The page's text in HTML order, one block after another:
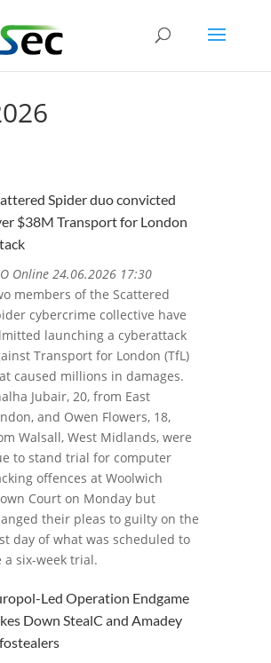
Spider duo convicted
$38M Transport for London
Online 24.06.2026 17:30
members of the Scattered
cybercrime collective have
launching a cyberattack
Transport for London (TfL)
caused millions in damages.
Jubair, 20, from East
and Owen Flowers, 18,
Walsall, West Midlands, were
to stand trial for computer
offences at Woolwich
Court on Monday but
their pleas to guilty on the
day of what was scheduled to
a six-week trial.
Led Operation Endgame
Down StealC and Amadey